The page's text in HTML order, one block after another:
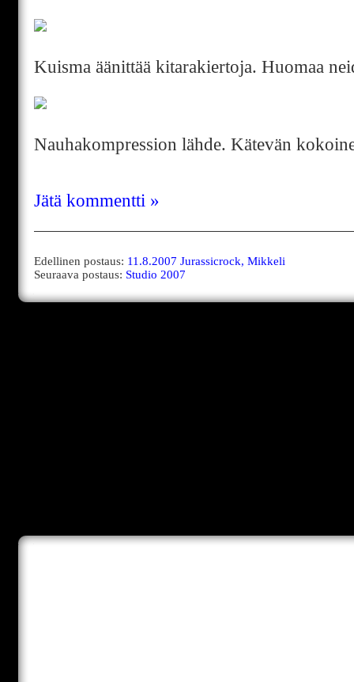
Kuisma äänittää kitarakiertoja. Huomaa
Nauhakompression lähde. Kätevän
Jätä kommentti »
Edellinen postaus: 11.8.2007 Jurassicrock, Mikkeli
Seuraava postaus: Studio 2007